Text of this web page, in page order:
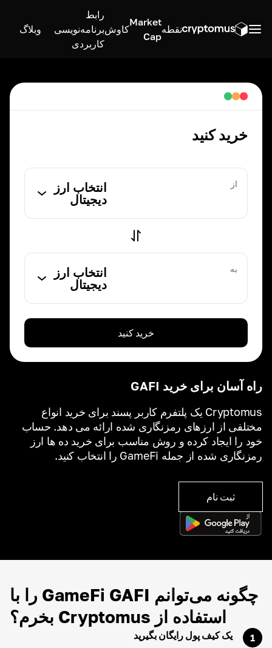
نقطه
Market
Cap
کاوش
رابط
برنامه‌نویسی
کاربردی
وبلاگ
راه آسان برای خرید GAFI
Cryptomus یک پلتفرم کاربر پسند برای خرید انواع
مختلفی از ارزهای رمزنگاری شده ارائه می دهد. حساب
خود را ایجاد کرده و روش مناسب برای خرید ده ها ارز
رمزنگاری شده از جمله GameFi را انتخاب کنید.
ثبت نام
خرید کنید
از
انتخاب ارز
دیجیتال
به
انتخاب ارز
دیجیتال
خرید کنید
چگونه می‌توانم GameFi GAFI را با
استفاده از Cryptomus بخرم؟
1
یک کیف پول رایگان بگیرید